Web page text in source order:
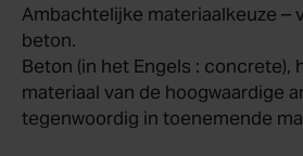
Ambachtelijke materiaalkeuze –
beton.
Beton (in het Engels : concrete),
materiaal van de hoogwaardige
tegenwoordig in toenemende